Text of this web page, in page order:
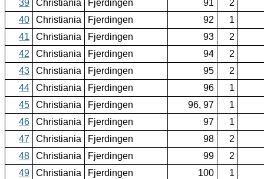
39
Christiania Fjerdingen 91
2
40
Christiania Fjerdingen 92
1
41
Christiania Fjerdingen 93
2
42
Christiania Fjerdingen 94
2
43
Christiania Fjerdingen 95
2
44
Christiania Fjerdingen 96
1
45
Christiania Fjerdingen 96, 97
1
46
Christiania Fjerdingen 97
1
47
Christiania Fjerdingen 98
2
48
Christiania Fjerdingen 99
2
49
Christiania Fjerdingen 100
1